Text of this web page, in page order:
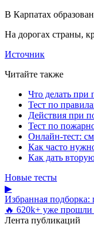
В Карпатах
На дорогах страны,
Источник
Читайте также
Что делать при
Тест по
Действия при
Тест по
Онлайн-тест:
Как часто
Как дать
Новые тесты
▶
Избранная подборка:
🔥 620k+ уже прошли
Лента публикаций